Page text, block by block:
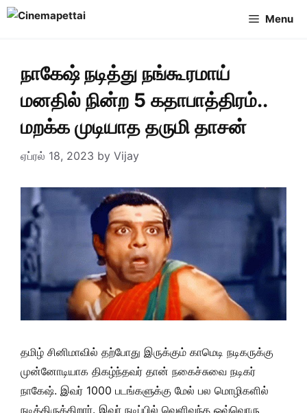
Skip
Menu
நாகேஷ் நடித்து நங்கூரமாய்
மனதில் நின்ற 5 கதாபாத்திரம்..
மறக்க முடியாத தருமி தாசன்
ஏப்ரல் 18, 2023 by Vijay
தமிழ் சினிமாவில் தற்போது இருக்கும் காமெடி நடிகருக்கு
முன்னோடியாக திகழ்ந்தவர் தான் நகைச்சுவை நடிகர்
நாகேஷ். இவர் 1000 படங்களுக்கு மேல் பல மொழிகளில்
நடித்திருக்கிறார். இவர் நடிப்பில் வெளிவந்த ஒவ்வொரு